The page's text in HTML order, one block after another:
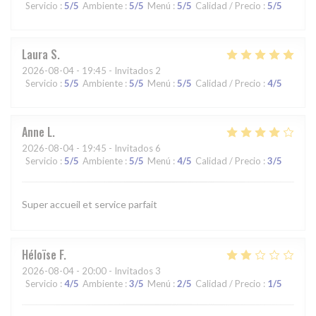
Servicio : 5/5 Ambiente : 5/5 Menú : 5/5 Calidad / Precio : 5/5
Laura S
2026-08-04 - 19:45 - Invitados 2
Servicio : 5/5 Ambiente : 5/5 Menú : 5/5 Calidad / Precio : 4/5
Anne L
2026-08-04 - 19:45 - Invitados 6
Servicio : 5/5 Ambiente : 5/5 Menú : 4/5 Calidad / Precio : 3/5
Super accueil et service parfait
Héloïse F
2026-08-04 - 20:00 - Invitados 3
Servicio : 4/5 Ambiente : 3/5 Menú : 2/5 Calidad / Precio : 1/5